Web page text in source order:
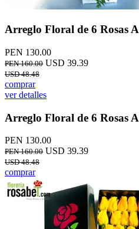
Arreglo Floral de 6 Rosas
PEN 130.00
PEN 160.00 USD 39.39
USD 48.48
comprar
ver detalles
Arreglo Floral de 6 Rosas
PEN 130.00
PEN 160.00 USD 39.39
USD 48.48
comprar